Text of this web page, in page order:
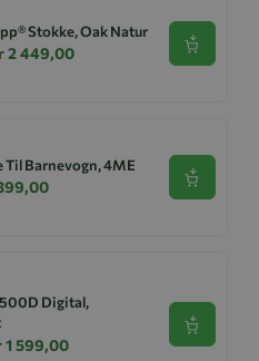
Stokke, Oak Natur
2 449,00 Se
Til Barnevogn, 4ME
Se
Digital,
1 599,00
Se